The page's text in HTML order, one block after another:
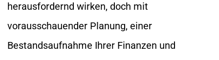
herausfordernd wirken, doch mit
vorausschauender Planung, einer
Bestandsaufnahme Ihrer Finanzen und